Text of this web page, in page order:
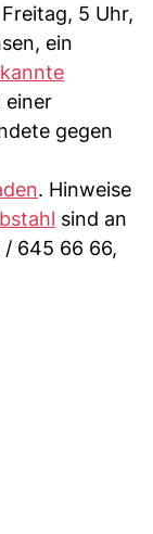
5 Uhr,
ein
einer
gegen
. Hinweise
sind an
/ 645 66 66,